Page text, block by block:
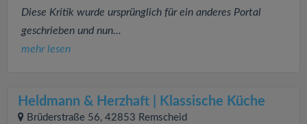
Diese Kritik wurde ursprünglich für ein anderes Portal
geschrieben und nun...
mehr lesen
Heldmann & Herzhaft | Klassische Küche
Brüderstraße 56, 42853 Remscheid